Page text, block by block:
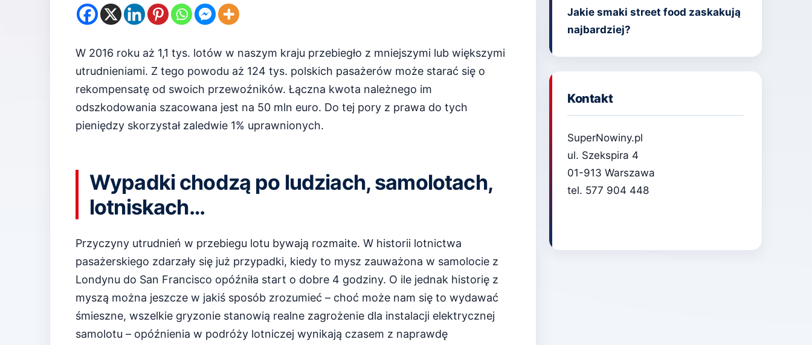
W 2016 roku aż 1,1 tys. lotów w naszym kraju przebiegło z mniejszymi lub większymi
utrudnieniami. Z tego powodu aż 124 tys. polskich pasażerów może starać się o
rekompensatę od swoich przewoźników. Łączna kwota należnego im
odszkodowania szacowana jest na 50 mln euro. Do tej pory z prawa do tych
pieniędzy skorzystał zaledwie 1% uprawnionych.
Wypadki chodzą po ludziach, samolotach,
lotniskach…
Przyczyny utrudnień w przebiegu lotu bywają rozmaite. W historii lotnictwa
pasażerskiego zdarzały się już przypadki, kiedy to mysz zauważona w samolocie z
Londynu do San Francisco opóźniła start o dobre 4 godziny. O ile jednak historię z
myszą można jeszcze w jakiś sposób zrozumieć – choć może nam się to wydawać
śmieszne, wszelkie gryzonie stanowią realne zagrożenie dla instalacji elektrycznej
samolotu – opóźnienia w podróży lotniczej wynikają czasem z naprawdę
Jakie smaki street food zaskakują
najbardziej?
Kontakt
SuperNowiny.pl
ul. Szekspira 4
01-913 Warszawa
tel. 577 904 448